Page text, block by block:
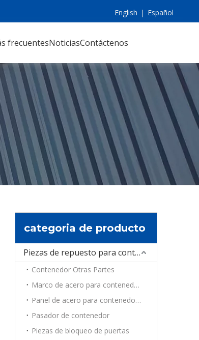
English | Español
frecuentesNoticiasContáctenos
categoria de producto
Piezas de repuesto para contenedores
Contenedor Otras Partes
Marco de acero para contenedores
Panel de acero para contenedores
Pasador de contenedor
Piezas de bloqueo de puertas